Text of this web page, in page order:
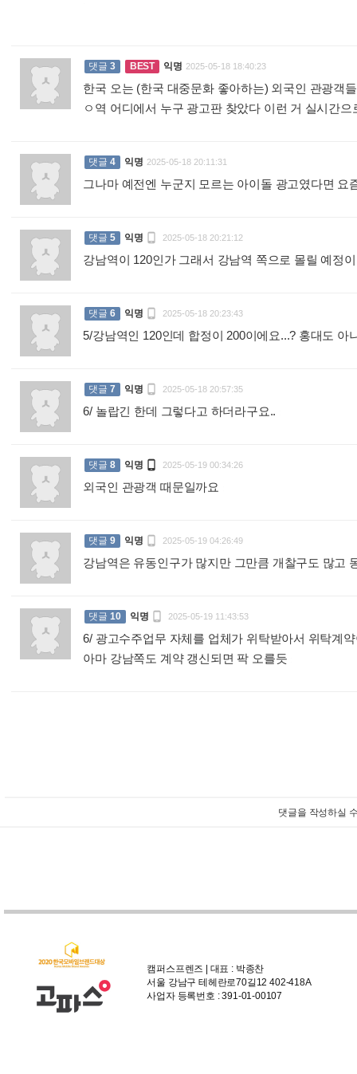
댓글 3 BEST 익명 2025-05-18 18:40:23
한국 오는 (한국 대중문화 좋아하는) 외국인 관광객
ㅇ역 어디에서 누구 광고판 찾았다 이런 거 실시간
댓글 4 익명 2025-05-18 20:11:31
그나마 예전엔 누군지 모르는 아이돌 광고였다면
댓글 5 익명  2025-05-18 20:21:12
강남역이 120인가 그래서 강남역 쪽으로 몰릴 예정
댓글 6 익명  2025-05-18 20:23:43
5/강남역인 120인데 합정이 200이에요...? 홍대도 아
댓글 7 익명  2025-05-18 20:57:35
6/ 놀랍긴 한데 그렇다고 하더라구요..
댓글 8 익명  2025-05-19 00:34:26
외국인 관광객 때문일까요
댓글 9 익명  2025-05-19 04:26:49
강남역은 유동인구가 많지만 그만큼 개찰구도 많고
댓글 10 익명  2025-05-19 11:43:53
6/ 광고수주업무 자체를 업체가 위탁받아서 위탁계
아마 강남쪽도 계약 갱신되면 팍 오를듯
댓글을 작성하실
캠퍼스프렌즈 | 대표 : 박종찬
서울 강남구 테헤란로70길12 402-418A
사업자 등록번호 : 391-01-00107